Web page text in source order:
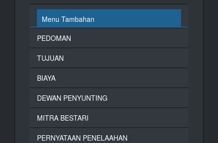
Menu Tambahan
PEDOMAN
TUJUAN
BIAYA
DEWAN PENYUNTING
MITRA BESTARI
PERNYATAAN PENELAAHAN